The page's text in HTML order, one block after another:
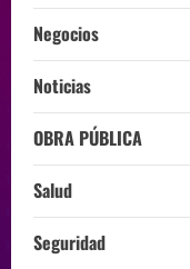
Negocios
Noticias
OBRA PÚBLICA
Salud
Seguridad